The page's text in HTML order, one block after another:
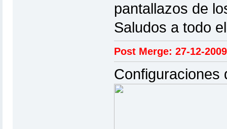
pantallazos de
Saludos a todo
Post Merge: 27-12-
Configuraciones